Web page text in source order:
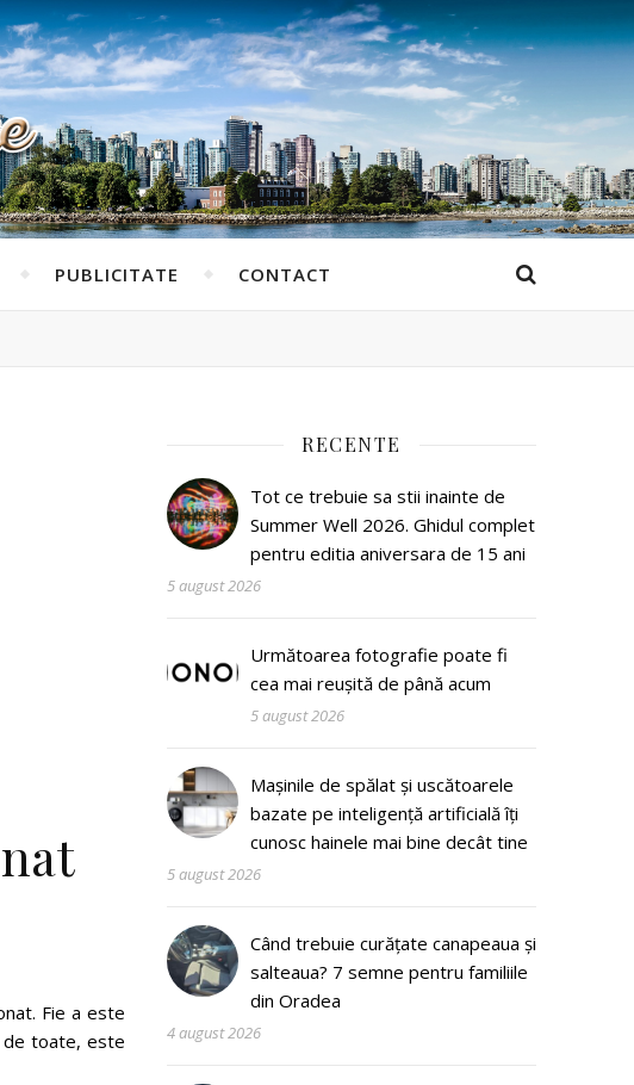
PUBLICITATE CONTACT
Fie a este
de toate, este
RECENTE
Tot ce trebuie sa stii inainte de
Summer Well 2026. Ghidul complet
pentru editia aniversara de 15 ani
5 august 2026
Următoarea fotografie poate fi
cea mai reușită de până acum
5 august 2026
Mașinile de spălat și uscătoarele
bazate pe inteligență artificială îți
cunosc hainele mai bine decât tine
5 august 2026
Când trebuie curățate canapeaua și
salteaua? 7 semne pentru familiile
din Oradea
4 august 2026